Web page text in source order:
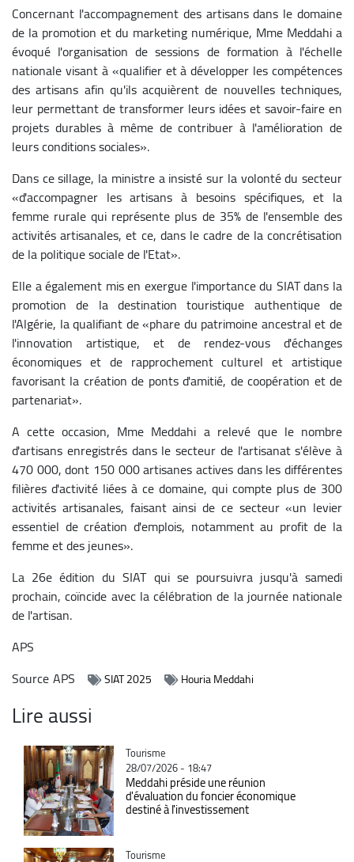
Concernant l'accompagnement des artisans dans le domaine
de la promotion et du marketing numérique, Mme Meddahi a
évoqué l'organisation de sessions de formation à l'échelle
nationale visant à «qualifier et à développer les compétences
des artisans afin qu'ils acquièrent de nouvelles techniques,
leur permettant de transformer leurs idées et savoir-faire en
projets durables à même de contribuer à l'amélioration de
leurs conditions sociales».
Dans ce sillage, la ministre a insisté sur la volonté du secteur
«d'accompagner les artisans à besoins spécifiques, et la
femme rurale qui représente plus de 35% de l'ensemble des
activités artisanales, et ce, dans le cadre de la concrétisation
de la politique sociale de l'Etat».
Elle a également mis en exergue l'importance du SIAT dans la
promotion de la destination touristique authentique de
l'Algérie, la qualifiant de «phare du patrimoine ancestral et de
l'innovation artistique, et de rendez-vous d'échanges
économiques et de rapprochement culturel et artistique
favorisant la création de ponts d'amitié, de coopération et de
partenariat».
A cette occasion, Mme Meddahi a relevé que le nombre
d'artisans enregistrés dans le secteur de l'artisanat s'élève à
470 000, dont 150 000 artisanes actives dans les différentes
filières d'activité liées à ce domaine, qui compte plus de 300
activités artisanales, faisant ainsi de ce secteur «un levier
essentiel de création d'emplois, notamment au profit de la
femme et des jeunes».
La 26e édition du SIAT qui se poursuivra jusqu'à samedi
prochain, coïncide avec la célébration de la journée nationale
de l'artisan.
APS
SourceAPS SIAT 2025 Houria Meddahi
Lire aussi
Catégorie
Tourisme
28/07/2026 - 18:47
Meddahi préside une réunion
d'évaluation du foncier économique
destiné à l'investissement
Catégorie
Tourisme